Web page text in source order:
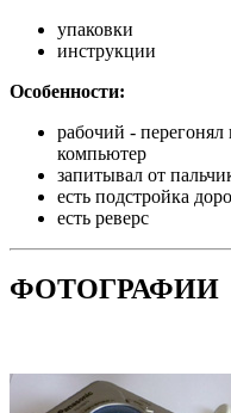
упаковки
инструкции
Особенности:
рабочий -
компьютер
запитывал от
есть подстройка
есть реверс
ФОТОГРАФИИ